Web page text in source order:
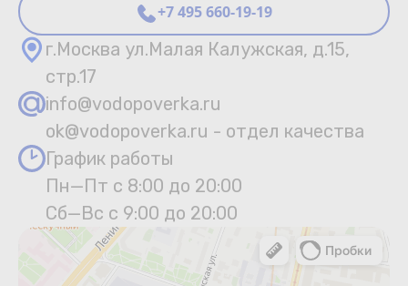
+7 495 660-19-19
г.Москва ул.Малая Калужская, д.15,
стр.17
info@vodopoverka.ru
ok@vodopoverka.ru - отдел качества
График работы
Пн—Пт с 8:00 до 20:00
Сб—Вс с 9:00 до 20:00